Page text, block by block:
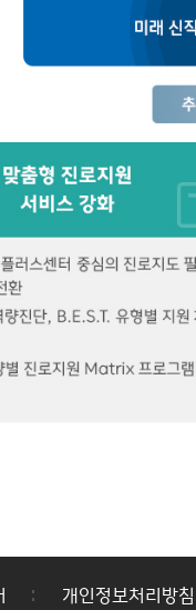
개인정보처리방침